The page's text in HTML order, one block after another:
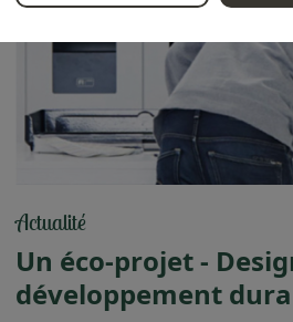
Actualité
Un éco-projet -
développement